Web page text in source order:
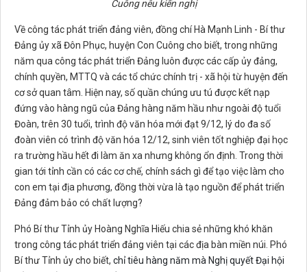
Cuông nêu kiến nghị
Về công tác phát triển đảng viên, đồng chí Hà Mạnh Linh - Bí thư
Đảng ủy xã Đôn Phục, huyện Con Cuông cho biết, trong những
năm qua công tác phát triển Đảng luôn được các cấp ủy đảng,
chính quyền, MTTQ và các tổ chức chính trị - xã hội từ huyện đến
cơ sở quan tâm. Hiện nay, số quần chúng ưu tú được kết nạp
đứng vào hàng ngũ của Đảng hàng năm hầu như ngoài độ tuổi
Đoàn, trên 30 tuổi, trình độ văn hóa mới đạt 9/12, lý do đa số
đoàn viên có trình độ văn hóa 12/12, sinh viên tốt nghiệp đại học
ra trường hầu hết đi làm ăn xa nhưng không ổn định. Trong thời
gian tới tỉnh cần có các cơ chế, chính sách gì để tạo việc làm cho
con em tại địa phương, đồng thời vừa là tạo nguồn để phát triển
Đảng đảm bảo có chất lượng?
Phó Bí thư Tỉnh ủy Hoàng Nghĩa Hiếu chia sẻ những khó khăn
trong công tác phát triển đảng viên tại các địa bàn miền núi. Phó
Bí thư Tỉnh ủy cho biết, chỉ tiêu hàng năm mà Nghị quyết Đại hội